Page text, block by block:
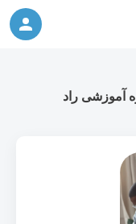
شرکت در ورکشاپ آنلاین
آموزشی راد